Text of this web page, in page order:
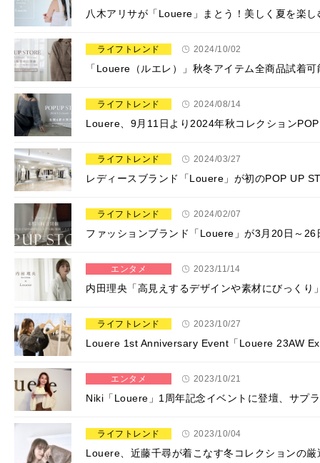
八木アリサが「Louere」まとう！美しく夏を楽
ライフトレンド 2024/10/02
「Louere（ルエレ）」秋冬アイテム全商品試着
ライフトレンド 2024/08/14
Louere、9月11日より2024年秋コレクション
ライフトレンド 2024/03/27
レディースブランド「Louere」が初のPOP UP
ライフトレンド 2024/02/07
ファッションブランド「Louere」が3月20⽇～
エンタメ 2023/11/14
内田理央「高見えするデザインや素材にびっく
ライフトレンド 2023/10/27
Louere 1st Anniversary Event「Louere 23AW
エンタメ 2023/10/21
Niki「Louere」1周年記念イベントに登壇、サプ
ライフトレンド 2023/10/04
Louere、近藤千尋が着こなす冬コレクションの